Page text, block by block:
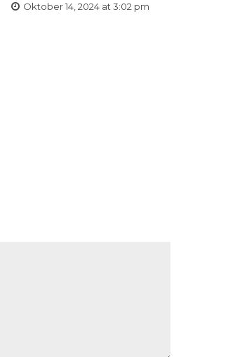
Oktober 14, 2024 at 3:02 pm